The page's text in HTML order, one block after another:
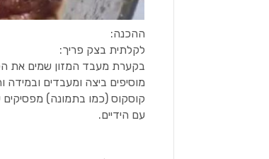
ההכנה:
לקלתית בצק פריך:
בקערת מעבד המזון שמים את
מוסיפים ביצה ומעבדים
קוסקוס (כמו בתמונה)
עם הידיים.